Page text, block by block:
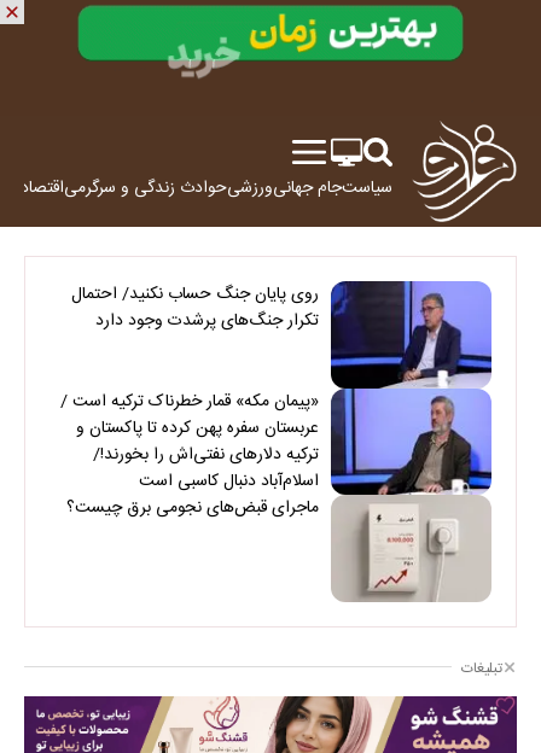
سیاستجام جهانیورزشیحوادث زندگی و سرگرمیاقتصاد
روی پایان جنگ حساب نکنید/ احتمال
تکرار جنگ‌های پرشدت وجود دارد
«پیمان مکه» قمار خطرناک ترکیه است /
عربستان سفره پهن کرده تا پاکستان و
ترکیه دلارهای نفتی‌اش را بخورند!/
اسلام‌آباد دنبال کاسبی است
ماجرای قبض‌های نجومی برق چیست؟
تبلیغات